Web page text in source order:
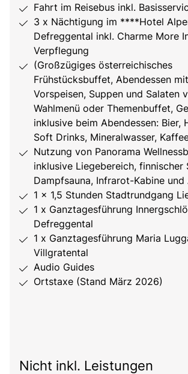
Fahrt im Reisebus inkl.
3 x Nächtigung im ****Hotel
Defreggental inkl. Charme More
Verpflegung
(Großzügiges österreichisches
Frühstücksbuffet, Abendessen
Vorspeisen, Suppen und Salaten
Wahlmenü oder Themenbuffet,
inklusive beim Abendessen: Bier,
Soft Drinks, Mineralwasser,
Nutzung von Panorama
inklusive Liegebereich, finnischer
Dampfsauna, Infrarot-Kabine und
1 x 1,5 Stunden Stadtrundgang
1 x Ganztagesführung
Defreggental
1 x Ganztagesführung Maria
Villgratental
Audio Guides
Ortstaxe (Stand März 2026)
Nicht inkl. Leistungen